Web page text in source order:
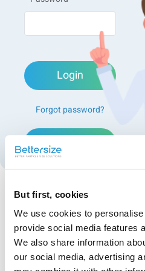
But first, cookies
We use cookies to
provide social media features
We also share information
our social media, advertising
Der Vergleich der
von Milch-, Zartbitter- und
gleichen Marke wurde mit
durchgeführt und ist in
Milch-, Zartbitter- und weiße
Veränderung des groben
die Veränderung der
und des Milchfeststoffgehalts
der Verteilung hat
Login
Forgot password?
Create an account
Recommended articles
Bestimmung des
Flüssigkeiten mit dem